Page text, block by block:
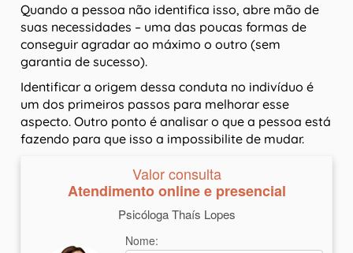
Quando a pessoa não identifica isso, abre mão de
suas necessidades – uma das poucas formas de
conseguir agradar ao máximo o outro (sem
garantia de sucesso).
Identificar a origem dessa conduta no indivíduo é
um dos primeiros passos para melhorar esse
aspecto. Outro ponto é analisar o que a pessoa está
fazendo para que isso a impossibilite de mudar.
Valor consulta
Atendimento online e presencial
Psicóloga Thaís Lopes
Nome: